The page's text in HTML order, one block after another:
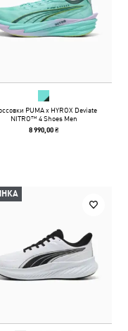
PUMA x HYROX Deviate
NITRO™ 4 Shoes Men
8 990,00 ₴